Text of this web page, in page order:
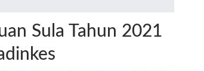
Sula Tahun 2021